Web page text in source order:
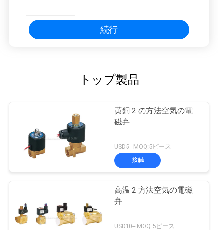
続行
トップ製品
黄銅 2 の方法空気の電
磁弁
USD5-- MOQ:5ピース
接触
高温 2 方法空気の電磁
弁
USD10-- MOQ:5ピース